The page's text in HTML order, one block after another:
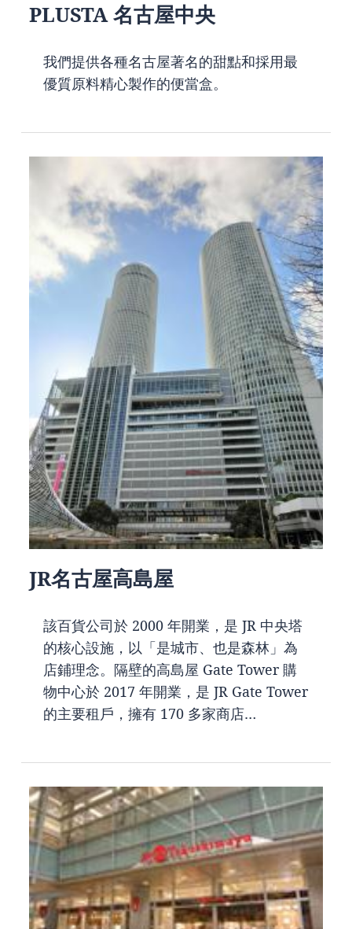
PLUSTA 名古屋中央
我們提供各種名古屋著名的甜點和採用最
優質原料精心製作的便當盒。
JR名古屋高島屋
該百貨公司於 2000 年開業，是 JR 中央塔
的核心設施，以「是城市、也是森林」為
店鋪理念。隔壁的高島屋 Gate Tower 購
物中心於 2017 年開業，是 JR Gate Tower
的主要租戶，擁有 170 多家商店…